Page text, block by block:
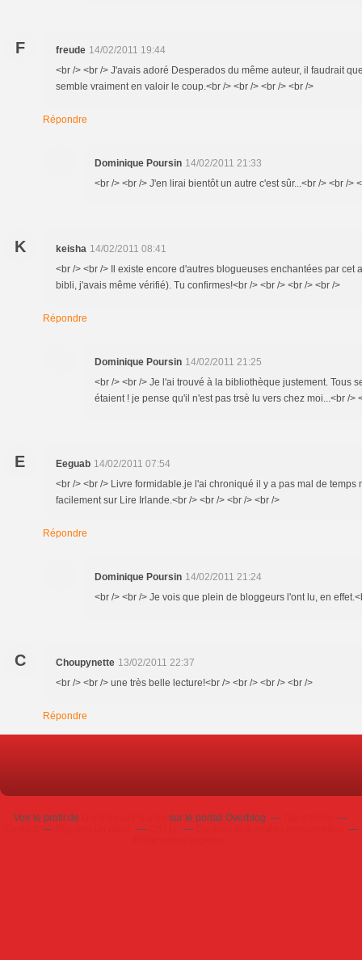
F freude 14/02/2011 19:44
<br /> <br /> J'avais adoré Desperados du même auteur, il faudrait
semble vraiment en valoir le coup.<br /> <br /> <br /> <br />
Répondre
Dominique Poursin 14/02/2011 21:33
<br /> <br /> J'en lirai bientôt un autre c'est sûr...<br /> <br />
K keisha 14/02/2011 08:41
<br /> <br /> Il existe encore d'autres blogueuses enchantées par cet
bibli, j'avais même vérifié). Tu confirmes!<br /> <br /> <br /> <br />
Répondre
Dominique Poursin 14/02/2011 21:25
<br /> <br /> Je l'ai trouvé à la bibliothèque justement. Tous
étaient ! je pense qu'il n'est pas trsè lu vers chez moi...<br />
E Eeguab 14/02/2011 07:54
<br /> <br /> Livre formidable.je l'ai chroniqué il y a pas mal de temps
facilement sur Lire Irlande.<br /> <br /> <br /> <br />
Répondre
Dominique Poursin 14/02/2011 21:24
<br /> <br /> Je vois que plein de bloggeurs l'ont lu, en
C Choupynette 13/02/2011 22:37
<br /> <br /> une très belle lecture!<br /> <br /> <br /> <br />
Répondre
Voir le profil de sur le portail Overblog